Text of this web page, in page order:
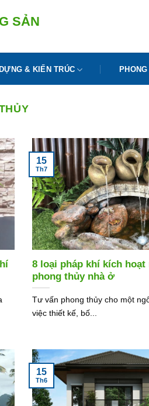
SẢN
& KIẾN TRÚC
8 loại pháp khí kích
phong thủy nhà ở
Tư vấn phong thủy cho một
việc thiết kế, bố...
15
Th7
15
Th6